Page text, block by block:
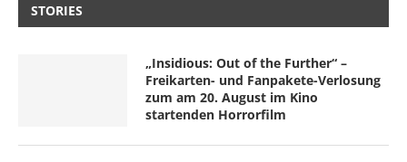
STORIES
„Insidious: Out of the Further“ –
Freikarten- und Fanpakete-Verlosung
zum am 20. August im Kino
startenden Horrorfilm